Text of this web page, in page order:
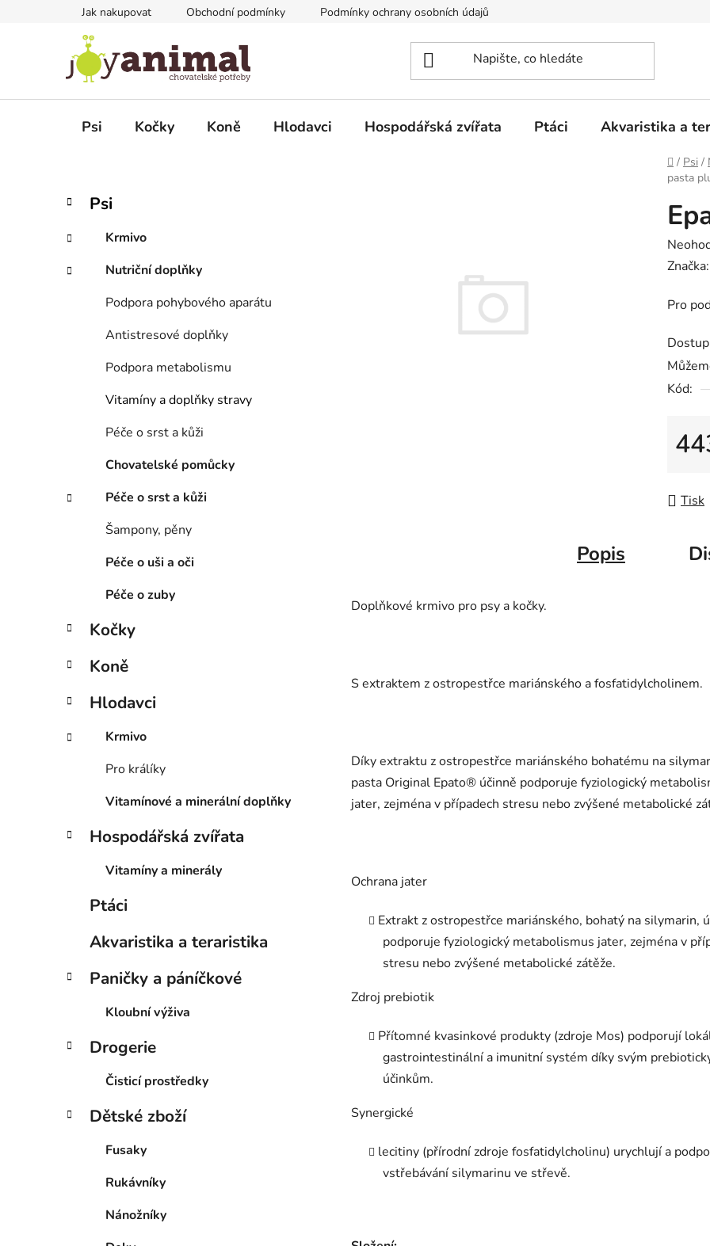
Jak nakupovat Obchodní podmínky Podmínky ochrany osobních údajů
Psi Kočky Koně Hlodavci Hospodářská zvířata Ptáci Akvaristika a
Domů
/ Psi /
pasta
P
s
r
Přeskočit
kategorie
K
a
e
g
o
Psi
Krmivo
Nutriční doplňky
Podpora pohybového aparátu
Antistresové doplňky
Podpora metabolismu
Vitamíny a doplňky stravy
Péče o srst a kůži
Chovatelské pomůcky
Péče o srst a kůži
Šampony, pěny
Péče o uši a oči
Péče o zuby
Kočky
Koně
Hlodavci
Krmivo
Pro králíky
Vitamínové a minerální doplňky
Hospodářská zvířata
Vitamíny a minerály
Ptáci
Akvaristika a teraristika
Paničky a páníčkové
Kloubní výživa
Drogerie
Čisticí prostředky
Dětské zboží
Fusaky
Rukávníky
Nánožníky
je
z
5
Pro
Kód:
Tisk
Popis
Doplňkové krmivo pro psy a kočky.
S extraktem z ostropestřce mariánského a fosfatidylcholinem.
Díky extraktu z ostropestřce mariánského bohatému na
pasta Original Epato® účinně podporuje fyziologický
jater, zejména v případech stresu nebo zvýšené metabolické
Ochrana jater
Extrakt z ostropestřce mariánského, bohatý na silymarin,
podporuje fyziologický metabolismus jater, zejména v
stresu nebo zvýšené metabolické zátěže.
Zdroj prebiotik
Přítomné kvasinkové produkty (zdroje Mos) podporují
gastrointestinální a imunitní systém díky svým
účinkům.
Synergické
lecitiny (přírodní zdroje fosfatidylcholinu) urychlují a
vstřebávání silymarinu ve střevě.